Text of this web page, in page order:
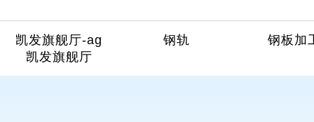
凯发旗舰厅-ag
凯发旗舰厅
钢轨 钢板加